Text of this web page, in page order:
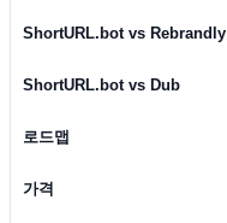
ShortURL.bot vs Rebrandly
ShortURL.bot vs Dub
로드맵
가격